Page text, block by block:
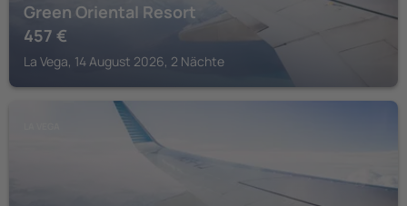
Green Oriental Resort
457 €
La Vega, 14 August 2026, 2 Nächte